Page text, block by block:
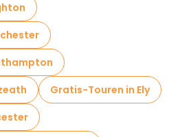
Gratis-Touren in Ely